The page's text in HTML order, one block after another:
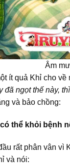
Âm
ít quả Khỉ cho
đã ngọt thế này,
và bảo chồng:
thể khỏi bệnh
rất phân vân
và nói: